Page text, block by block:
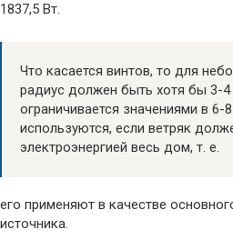
1837,5 Вт.
Что касается винтов, то для
радиус должен быть хотя бы 3-
ограничивается значениями в 6-
используются, если ветряк
электроэнергией весь дом, т. е.
его применяют в качестве
источника.